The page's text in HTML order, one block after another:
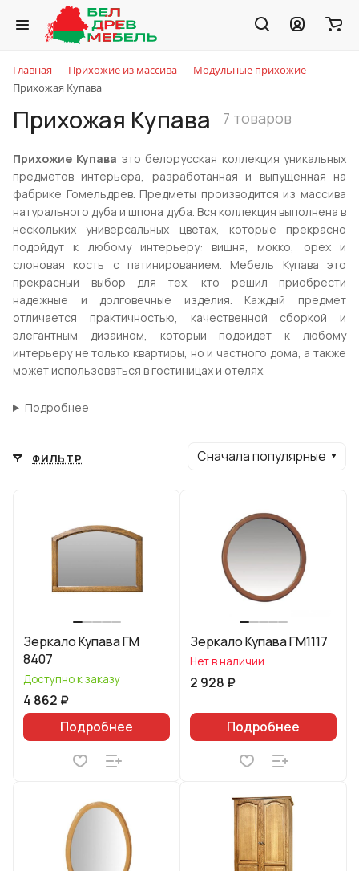
Главная Прихожие из массива
Модульные прихожие
Прихожая Купава
Прихожая Купава 7 товаров
Прихожие Купава это белорусская коллекция уникальных
предметов интерьера, разработанная и выпущенная на
фабрике Гомельдрев. Предметы производится из массива
натурального дуба и шпона дуба. Вся коллекция выполнена в
нескольких универсальных цветах, которые прекрасно
подойдут к любому интерьеру: вишня, мокко, орех и
слоновая кость с патинированием. Мебель Купава это
прекрасный выбор для тех, кто решил приобрести
надежные и долговечные изделия. Каждый предмет
отличается практичностью, качественной сборкой и
элегантным дизайном, который подойдет к любому
интерьеру не только квартиры, но и частного дома, а также
может использоваться в гостиницах и отелях.
Подробнее
ФИЛЬТР Сначала популярные
Зеркало Купава ГМ
8407
Доступно к заказу
4 862 ₽
Подробнее
Зеркало Купава ГМ1117
Нет в наличии
2 928 ₽
Подробнее